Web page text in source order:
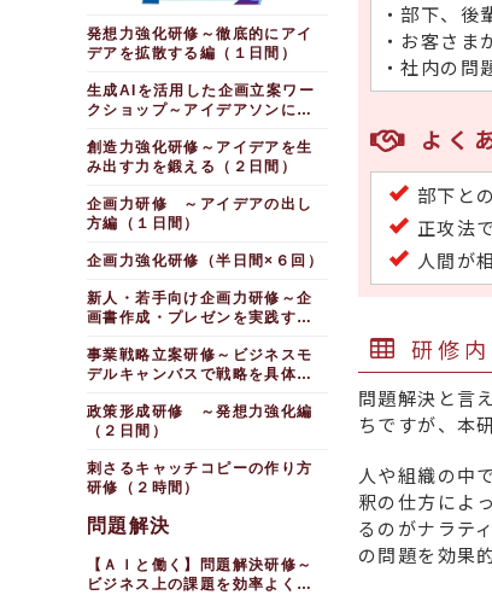
・部下、後
・お客さま
・社内の問
よく
部下と
正攻法
人間が
研修
問題解決と言
ちですが、本
人や組織の中
釈の仕方によ
るのがナラテ
の問題を効果
発想力強化研修～徹底的にアイ
デアを拡散する編（１日間）
生成AIを活用した企画立案ワー
クショップ～アイデアソンに取
創造力強化研修～アイデアを生
み出す力を鍛える（２日間）
企画力研修 ～アイデアの出し
方編（１日間）
企画力強化研修（半日間×６回）
新人・若手向け企画力研修～企
画書作成・プレゼンを実践する
事業戦略立案研修～ビジネスモ
デルキャンバスで戦略を具体化
政策形成研修 ～発想力強化編
（２日間）
刺さるキャッチコピーの作り方
研修（２時間）
問題解決
【ＡＩと働く】問題解決研修～
ビジネス上の課題を効率よく解